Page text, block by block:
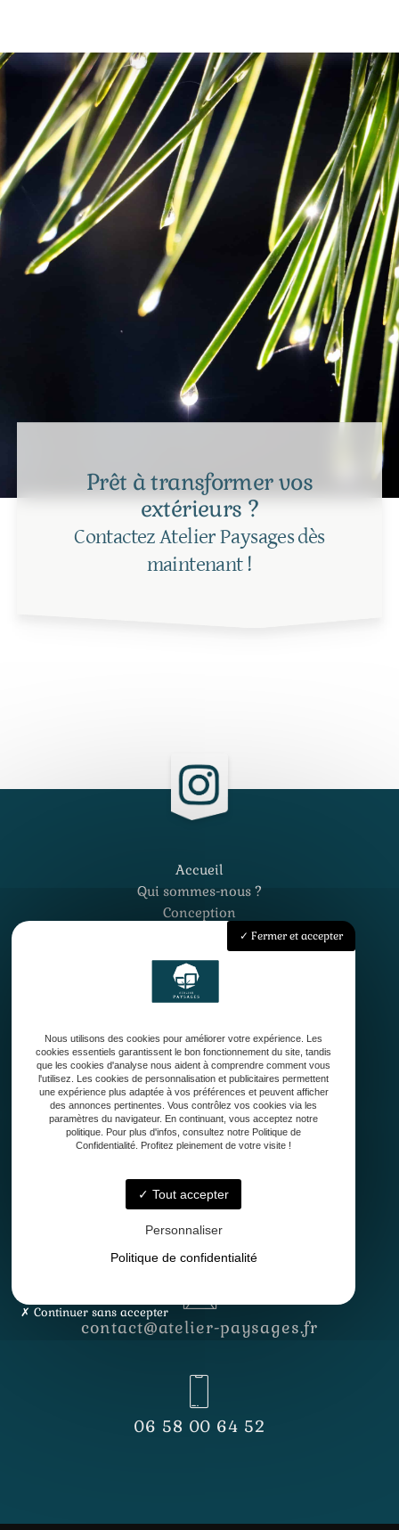
Prêt à transformer vos
extérieurs ?
Contactez Atelier Paysages dès
maintenant !
Accueil
Qui sommes-nous ?
Conception
Entretien de jardin
Contact
33127 Saint-Jean-d'Illac
Lundi - Vendredi
8h30 - 12h30 & 13h30 - 17h
contact@atelier-paysages.fr
06 58 00 64 52
Fermer et accepter
Nous utilisons des cookies pour améliorer votre expérience. Les
cookies essentiels garantissent le bon fonctionnement du site, tandis
que les cookies d'analyse nous aident à comprendre comment vous
l'utilisez. Les cookies de personnalisation et publicitaires permettent
une expérience plus adaptée à vos préférences et peuvent afficher
des annonces pertinentes. Vous contrôlez vos cookies via les
paramètres du navigateur. En continuant, vous acceptez notre
politique. Pour plus d'infos, consultez notre Politique de
Confidentialité. Profitez pleinement de votre visite !
Tout accepter
Personnaliser
Politique de confidentialité
Continuer sans accepter